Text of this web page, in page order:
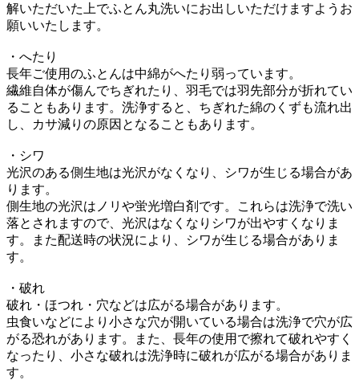
解いただいた上でふとん丸洗いにお出しいただけますようお
願いいたします。
・へたり
長年ご使用のふとんは中綿がへたり弱っています。
繊維自体が傷んでちぎれたり、羽毛では羽先部分が折れてい
ることもあります。洗浄すると、ちぎれた綿のくずも流れ出
し、カサ減りの原因となることもあります。
・シワ
光沢のある側生地は光沢がなくなり、シワが生じる場合があ
ります。
側生地の光沢はノリや蛍光増白剤です。これらは洗浄で洗い
落とされますので、光沢はなくなりシワが出やすくなりま
す。また配送時の状況により、シワが生じる場合がありま
す。
・破れ
破れ・ほつれ・穴などは広がる場合があります。
虫食いなどにより小さな穴が開いている場合は洗浄で穴が広
がる恐れがあります。また、長年の使用で擦れて破れやすく
なったり、小さな破れは洗浄時に破れが広がる場合がありま
す。